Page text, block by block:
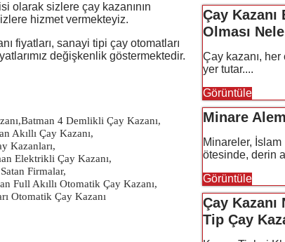
olarak sizlere çay kazanının
hizmet vermekteyiz.
fiyatları, sanayi tipi çay otomatları
değişkenlik göstermektedir.
,Batman 4 Demlikli Çay Kazanı,
Akıllı Çay Kazanı,
Kazanları,
Elektrikli Çay Kazanı,
Firmalar,
Full Akıllı Otomatik Çay Kazanı,
Otomatik Çay Kazanı
Çay Kazanı
Olması
Çay kazanı,
yer tutar....
Görüntüle
Minare
Minareler, İslam
ötesinde, derin
Görüntüle
Çay
Tip Çay